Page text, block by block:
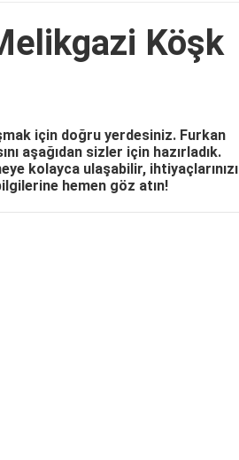
Köşk
için doğru yerdesiniz. Furkan
aşağıdan sizler için hazırladık.
kolayca ulaşabilir, ihtiyaçlarınızı
hemen göz atın!